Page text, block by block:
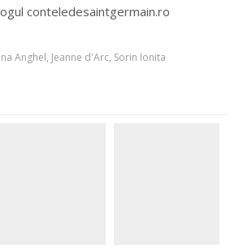
conteledesaintgermain.ro
Anghel, Jeanne d'Arc, Sorin Ionita